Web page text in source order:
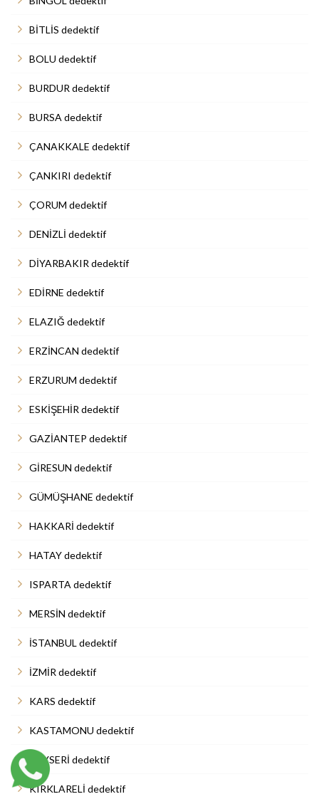
BİTLİS dedektif
BOLU dedektif
BURDUR dedektif
BURSA dedektif
ÇANAKKALE dedektif
ÇANKIRI dedektif
ÇORUM dedektif
DENİZLİ dedektif
DİYARBAKIR dedektif
EDİRNE dedektif
ELAZIĞ dedektif
ERZİNCAN dedektif
ERZURUM dedektif
ESKİŞEHİR dedektif
GAZİANTEP dedektif
GİRESUN dedektif
GÜMÜŞHANE dedektif
HAKKARİ dedektif
HATAY dedektif
ISPARTA dedektif
MERSİN dedektif
İSTANBUL dedektif
İZMİR dedektif
KARS dedektif
KASTAMONU dedektif
KAYSERİ dedektif
KIRKLARELİ dedektif